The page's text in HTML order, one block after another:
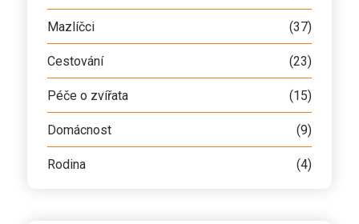
Mazlíčci (37)
Cestování (23)
Péče o zvířata (15)
Domácnost (9)
Rodina (4)